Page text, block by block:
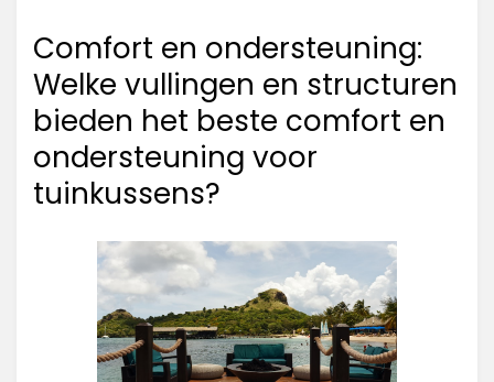
Comfort en ondersteuning:
Welke vullingen en structuren
bieden het beste comfort en
ondersteuning voor
tuinkussens?